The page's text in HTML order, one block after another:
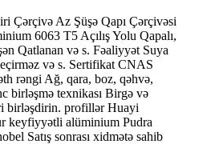
Çərçivə Az Şüşə Qapı Çərçivəsi
6063 T5 Açılış Yolu Qapalı,
Qatlanan və s. Fəaliyyət Suya
və s. Sertifikat CNAS
rəngi Ağ, qara, boz, qəhvə,
birləşmə texnikası Birgə və
birləşdirin. profillər Huayi
keyfiyyətli alüminium Pudra
Satış sonrası xidmətə sahib